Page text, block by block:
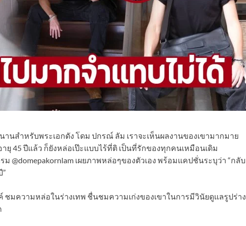
นสำหรับพระเอกดัง โดม ปกรณ์ ลัม เราจะเห็นผลงานของเขามากมาย
ยุ 45 ปีแล้ว ก็ยังหล่อเป๊ะแบบไร้ที่ติ เป็นที่รักของทุกคนเหมือนเดิม
@domepakornlam เผยภาพหล่อๆของตัวเอง พร้อมแคปชั่นระบุว่า “กลับ
มความหล่อในร่างเทพ ชื่นชมความเก่งของเขาในการมีวินัยดูแลรูปร่าง